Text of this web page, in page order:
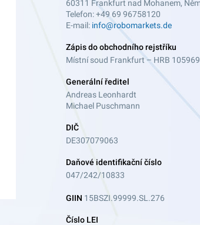
60311 Frankfurt nad Mohanem,
Telefon: +49 69 96758120
E-mail: info@robomarkets.de
Zápis do obchodního rejstříku
Místní soud Frankfurt – HRB 105969
Generální ředitel
Andreas Leonhardt
Michael Puschmann
DIČ
DE307079063
Daňové identifikační číslo
047/242/10833
GIIN 15BSZI.99999.SL.276
Číslo LEI